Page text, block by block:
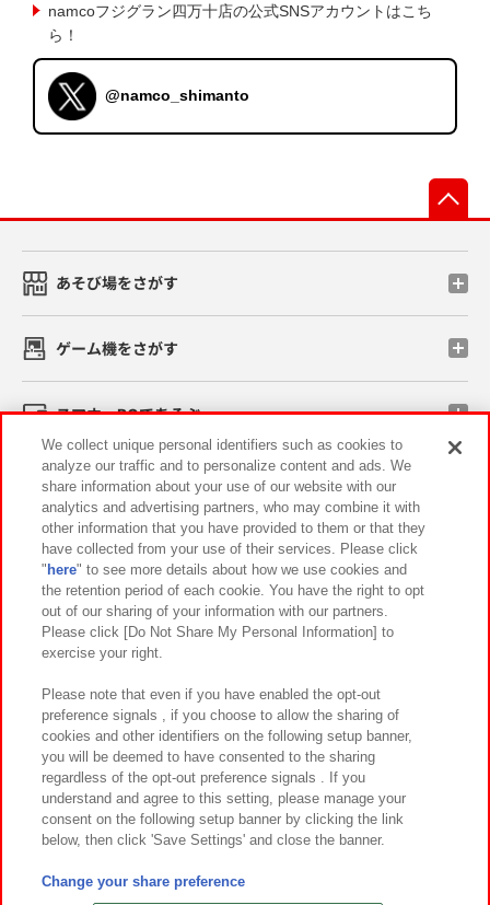
namcoフジグラン四万十店の公式SNSアカウントはこち
ら！
@namco_shimanto
あそび場をさがす
ゲーム機をさがす
スマホ・PCであそぶ
イベント・キャンペーン
関連会社 サステナビリティ サイトポリシー
プライバシーポリシー ウェブアクセシビリティ方針と検証結果
お取引先さまとともに
カスタマーハラスメント対応方針 よくあるご質問・お問い合わせ
©Bandai Namco Amusement Inc.
©Bandai Namco Amusement Lab Inc.
We collect unique personal identifiers such as cookies to
analyze our traffic and to personalize content and ads. We
share information about your use of our website with our
analytics and advertising partners, who may combine it with
other information that you have provided to them or that they
have collected from your use of their services. Please click
" here" to see more details about how we use cookies and
the retention period of each cookie. You have the right to opt
out of our sharing of your information with our partners.
Please click [Do Not Share My Personal Information] to
exercise your right.
Please note that even if you have enabled the opt-out
preference signals , if you choose to allow the sharing of
cookies and other identifiers on the following setup banner,
you will be deemed to have consented to the sharing
regardless of the opt-out preference signals . If you
understand and agree to this setting, please manage your
consent on the following setup banner by clicking the link
below, then click 'Save Settings' and close the banner.
Change your share preference